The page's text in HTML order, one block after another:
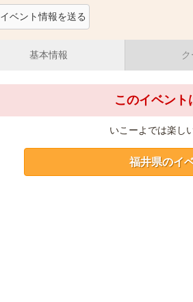
イベント情報を送る
基本情報
このイベント
いこーよでは楽し
福井県のイ